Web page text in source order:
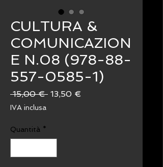
CULTURA &
COMUNICAZION
E N.08 (978-88-
557-0585-1)
15,00 € Prezzo
13,50 €
IVA inclusa
Quantità *